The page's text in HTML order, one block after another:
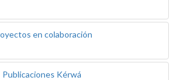
en colaboración
Publicaciones Kérwá